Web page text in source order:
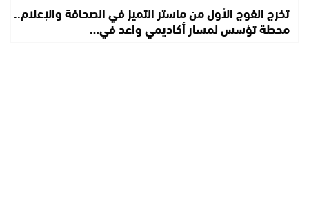
تخرج الفوج الأول من ماستر التميز في الصحافة والإعلام..
محطة تؤسس لمسار أكاديمي واعد في…